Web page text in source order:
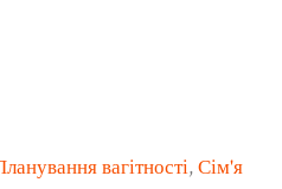
вагітності,Сім'я